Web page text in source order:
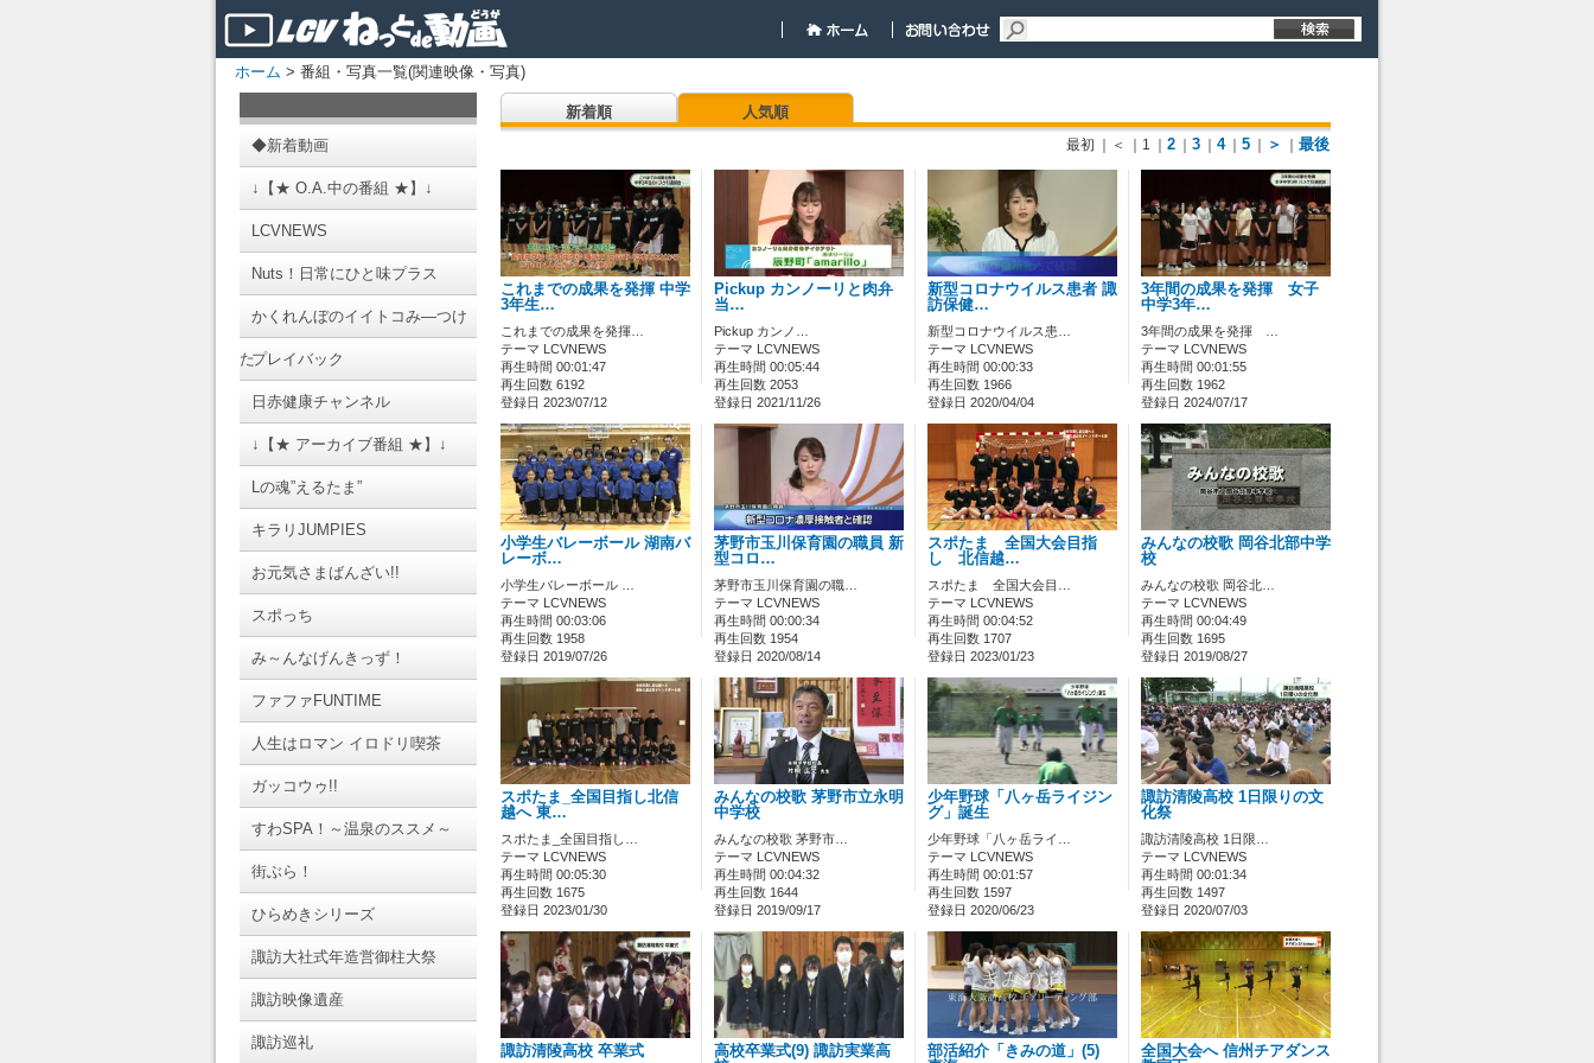
ホーム > 番組・写真一覧(関連映像・写真)
◆新着動画
↓【★ O.A.中の番組 ★】↓
LCVNEWS
Nuts！日常にひと味プラス
かくれんぼのイイトコみ―つけ
たプレイバック
日赤健康チャンネル
↓【★ アーカイブ番組 ★】↓
Lの魂”えるたま”
キラリJUMPIES
お元気さまばんざい!!
スポっち
み～んなげんきっず！
ファファFUNTIME
人生はロマン イロドリ喫茶
ガッコウゥ!!
すわSPA！～温泉のススメ～
街ぶら！
ひらめきシリーズ
諏訪大社式年造営御柱大祭
諏訪映像遺産
諏訪巡礼
新着順 人気順
最初 ｜＜ ｜1 2 3 4 5 ＞ 最後
これまでの成果を発揮 中学
3年生…
これまでの成果を発揮…
テーマ LCVNEWS
再生時間 00:01:47
再生回数 6192
登録日 2023/07/12
Pickup カンノーリと肉弁
当…
Pickup カンノ…
テーマ LCVNEWS
再生時間 00:05:44
再生回数 2053
登録日 2021/11/26
新型コロナウイルス患者 諏
訪保健…
新型コロナウイルス患…
テーマ LCVNEWS
再生時間 00:00:33
再生回数 1966
登録日 2020/04/04
3年間の成果を発揮 女子
中学3年…
3年間の成果を発揮 …
テーマ LCVNEWS
再生時間 00:01:55
再生回数 1962
登録日 2024/07/17
小学生バレーボール 湖南バ
レーボ…
小学生バレーボール …
テーマ LCVNEWS
再生時間 00:03:06
再生回数 1958
登録日 2019/07/26
茅野市玉川保育園の職員 新
型コロ…
茅野市玉川保育園の職…
テーマ LCVNEWS
再生時間 00:00:34
再生回数 1954
登録日 2020/08/14
スポたま 全国大会目指
し 北信越…
スポたま 全国大会目…
テーマ LCVNEWS
再生時間 00:04:52
再生回数 1707
登録日 2023/01/23
みんなの校歌 岡谷北部中学
校
みんなの校歌 岡谷北…
テーマ LCVNEWS
再生時間 00:04:49
再生回数 1695
登録日 2019/08/27
スポたま_全国目指し北信
越へ 東…
スポたま_全国目指し…
テーマ LCVNEWS
再生時間 00:05:30
再生回数 1675
登録日 2023/01/30
みんなの校歌 茅野市立永明
中学校
みんなの校歌 茅野市…
テーマ LCVNEWS
再生時間 00:04:32
再生回数 1644
登録日 2019/09/17
少年野球「八ヶ岳ライジン
グ」誕生
少年野球「八ヶ岳ライ…
テーマ LCVNEWS
再生時間 00:01:57
再生回数 1597
登録日 2020/06/23
諏訪清陵高校 1日限りの文
化祭
諏訪清陵高校 1日限…
テーマ LCVNEWS
再生時間 00:01:34
再生回数 1497
登録日 2020/07/03
諏訪清陵高校 卒業式
高校卒業式(9) 諏訪実業高
部活紹介「きみの道」(5)
全国大会へ 信州チアダンス